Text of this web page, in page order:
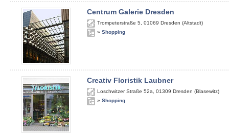
Centrum Galerie Dresden
Trompeterstraße 5 01069 Dresden (Altstadt)
» Shopping
Creativ Floristik Laubner
Loschwitzer Straße 52a 01309 Dresden (Blasewitz)
» Shopping